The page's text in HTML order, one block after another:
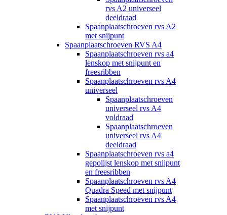
rvs A2 universeel
deeldraad
Spaanplaatschroeven rvs A2
met snijpunt
Spaanplaatschroeven RVS A4
Spaanplaatschroeven rvs a4
lenskop met snijpunt en
freesribben
Spaanplaatschroeven rvs A4
universeel
Spaanplaatschroeven
universeel rvs A4
voldraad
Spaanplaatschroeven
universeel rvs A4
deeldraad
Spaanplaatschroeven rvs a4
gepolijst lenskop met snijpunt
en freesribben
Spaanplaatschroeven rvs A4
Quadra Speed met snijpunt
Spaanplaatschroeven rvs A4
met snijpunt